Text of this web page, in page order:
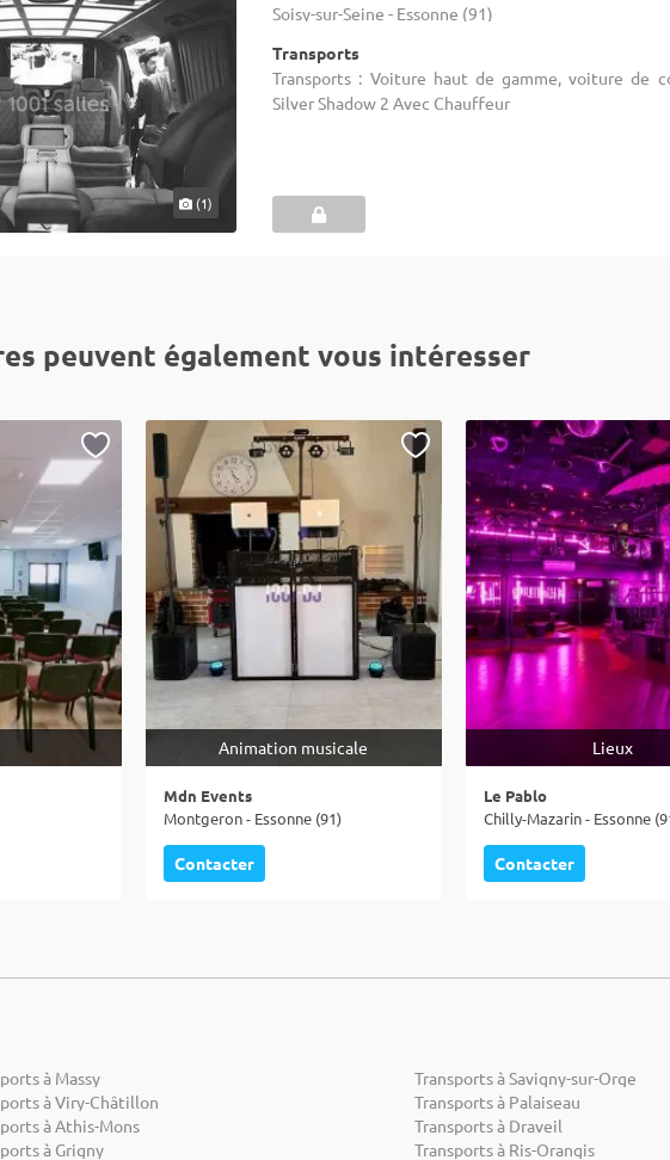
(1)
Soisy-sur-Seine - Essonne (91)
Transports
Transports : Voiture haut de gamme, voiture de
Silver Shadow 2 Avec Chauffeur
peuvent également vous intéresser
Animation musicale
Mdn Events
Montgeron - Essonne (91)
Contacter
Lieux
Le Pablo
Chilly-Mazarin - Essonne
Contacter
à Massy
Transports à Savigny-sur-Orge
à Viry-Châtillon
Transports à Palaiseau
à Athis-Mons
Transports à Draveil
à Grigny
Transports à Ris-Orangis